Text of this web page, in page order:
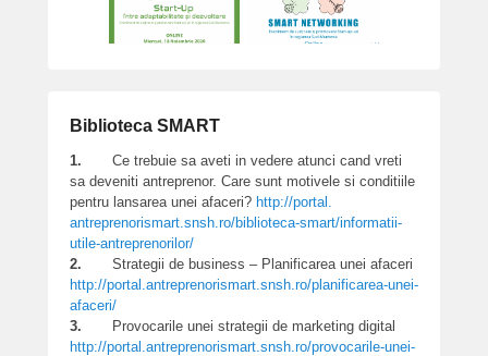
Biblioteca SMART
1. Ce trebuie sa aveti in vedere atunci cand vreti
sa deveniti antreprenor. Care sunt motivele si conditiile
pentru lansarea unei afaceri? http://portal.
antreprenorismart.snsh.ro/biblioteca-smart/informatii-
utile-antreprenorilor/
2. Strategii de business – Planificarea unei afaceri
http://portal. antreprenorismart.snsh.ro/planificarea-unei-
afaceri/
3. Provocarile unei strategii de marketing digital
http://portal. antreprenorismart.snsh.ro/provocarile-unei-